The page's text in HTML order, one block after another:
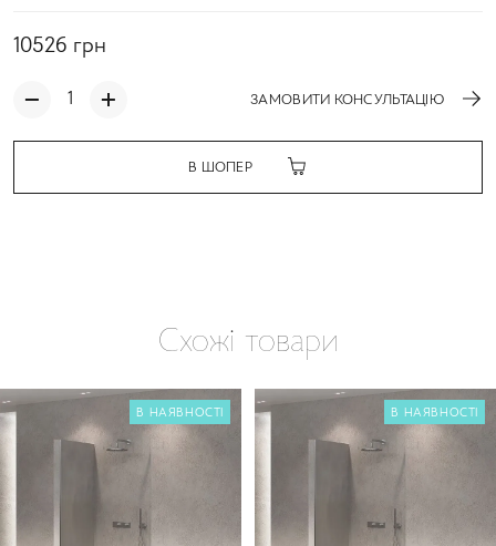
10526 грн
В ШОПЕР
ЗАМОВИТИ КОНСУЛЬТАЦІЮ
Схожі товари
В НАЯВНОСТІ В НАЯВНОСТІ